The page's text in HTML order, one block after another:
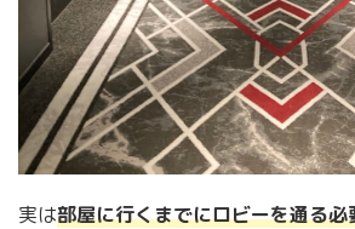
実は部屋に行くまでにロビーを通る必